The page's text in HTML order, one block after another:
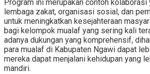
Program ini merupakan contoh kolaborasi
lembaga zakat, organisasi sosial, dan
untuk meningkatkan kesejahteraan
bagi kelompok mualaf yang sering kali
adanya dukungan yang komprehensif,
para mualaf di Kabupaten Ngawi dapat
mereka dapat menjalani kehidupan yang
mandiri.